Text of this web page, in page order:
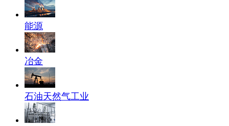
能源
冶金
石油天然气工业